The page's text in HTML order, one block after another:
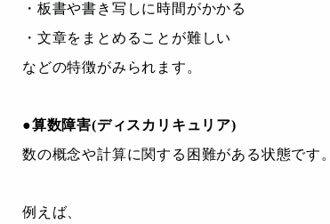
・板書や書き写しに時間がかかる
・文章をまとめることが難しい
などの特徴がみられます。
●算数障害(ディスカリキュリア)
数の概念や計算に関する困難がある状態です。
例えば、